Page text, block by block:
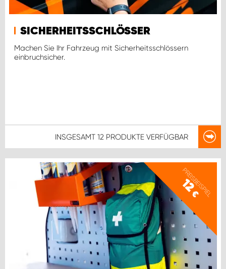
SICHERHEITSSCHLÖSSER
Machen Sie Ihr Fahrzeug mit Sicherheitsschlössern
einbruchsicher.
INSGESAMT 12 PRODUKTE VERFÜGBAR
PREISBEISPIEL
12
€
WORK SYSTEM STUTTGART